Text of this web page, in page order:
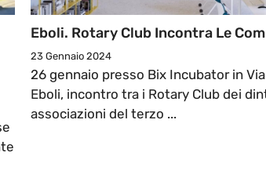
Eboli. Rotary Club Incontra Le
23 Gennaio 2024
26 gennaio presso Bix Incubator in
Eboli, incontro tra i Rotary Club dei
associazioni del terzo ...